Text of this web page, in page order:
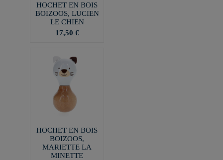
HOCHET EN BOIS
BOIZOOS, LUCIEN
LE CHIEN
17,50 €
HOCHET EN BOIS
BOIZOOS,
MARIETTE LA
MINETTE